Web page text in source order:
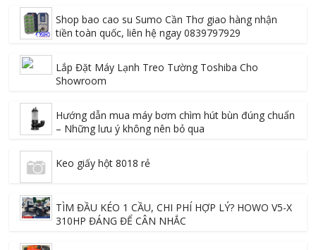
Shop bao cao su Sumo Cần Thơ giao hàng nhận
tiền toàn quốc, liên hệ ngay 0839797929
Lắp Đặt Máy Lạnh Treo Tường Toshiba Cho
Showroom
Hướng dẫn mua máy bơm chìm hút bùn đúng chuẩn
– Những lưu ý không nên bỏ qua
Keo giấy hột 8018 rẻ
TÌM ĐẦU KÉO 1 CẦU, CHI PHÍ HỢP LÝ? HOWO V5-X
310HP ĐÁNG ĐỂ CÂN NHẮC